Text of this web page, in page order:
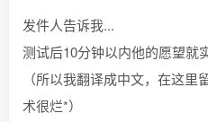
发件人告诉我...
测试后10分钟以内他的愿望就
（所以我翻译成中文，在这
术很烂*）